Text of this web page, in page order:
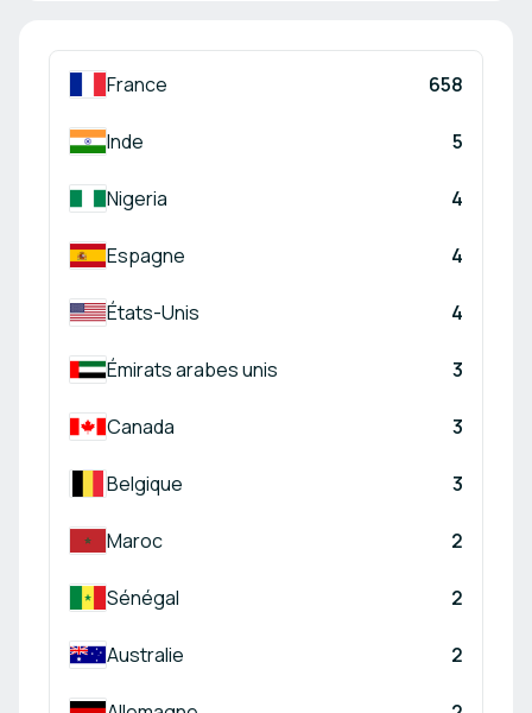
France 658
Inde 5
Nigeria 4
Espagne 4
États-Unis 4
Émirats arabes unis 3
Canada 3
Belgique 3
Maroc 2
Sénégal 2
Australie 2